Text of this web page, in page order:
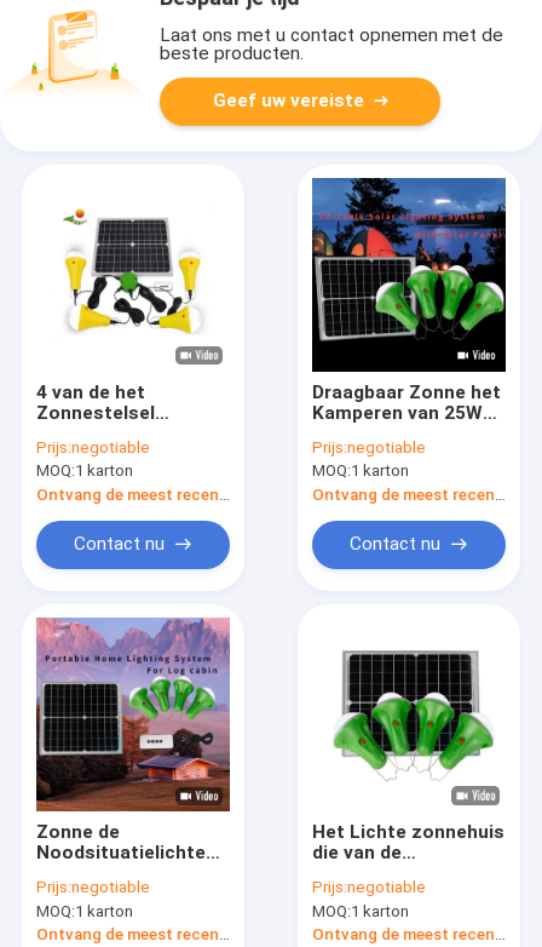
Laat ons met u contact opnemen met de
beste producten.
Geef uw vereiste
4 van de het
Zonnestelsel
wijzen25w 6V de
Draagbare Huis
Geleide Lichten met
Zonnepanelen
Prijs:negotiable
MOQ:1 karton
Contact nu
Draagbaar Zonne het
Kamperen van 25W
Licht met
Zonnepaneel
Prijs:negotiable
MOQ:1 karton
Contact nu
Zonne de
Noodsituatielichten
5200mah met het
Zonne Laden
Prijs:negotiable
MOQ:1 karton
Ontvang de meest recente Prijs
Het Lichte zonnehuis
die van de
zonne aangedreven
muur lichte 25W 11V
sre-99g-4 aansteken
Prijs:negotiable
MOQ:1 karton
Ontvang de meest recente Prijs